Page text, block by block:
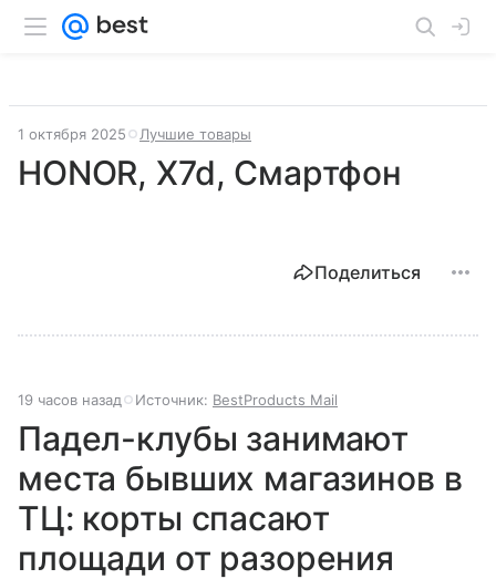
1 октября 2025 Лучшие товары
HONOR, X7d, Смартфон
Поделиться
19 часов назад Источник: BestProducts Mail
Падел-клубы занимают
места бывших магазинов в
ТЦ: корты спасают
площади от разорения